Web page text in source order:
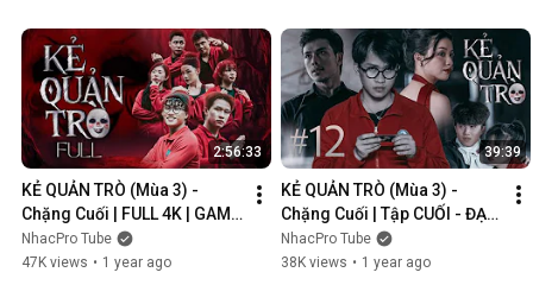
hơi hướng của show truyền hình thực tế, nhưng dần trở nên đen tối
người chiến thắng cuối cùng?. Mục đích của KẺ QUẢN TRÒ là gì?. Và
mặt nạ. Tất cả sẽ tiết lộ trong seri web drama KẺ QUẢN TRÒ (Mùa
Huỳnh Nhựt _ Diễn viên Huỳnh Nhựt Bnat _ Ca sĩ Bnat Bảo Ngân _
TikToker Trúc Khánh Duy _ Nghệ sĩ Khánh Duy Simon Phan _ Em trai
2:56:33
KẺ QUẢN TRÒ (Mùa 3) -
Chặng Cuối | FULL 4K | GAME
CUNG HOÀNG ĐẠO || Web
Drama 2025
NhacPro Tube
47K views • 1 year ago
39:39
KẺ QUẢN TRÒ (Mùa 3) -
Chặng Cuối | Tập CUỐI - ĐẠI
KẾT CỤC | GAME CUNG
HOÀNG ĐẠO || Web Drama
NhacPro Tube
38K views • 1 year ago